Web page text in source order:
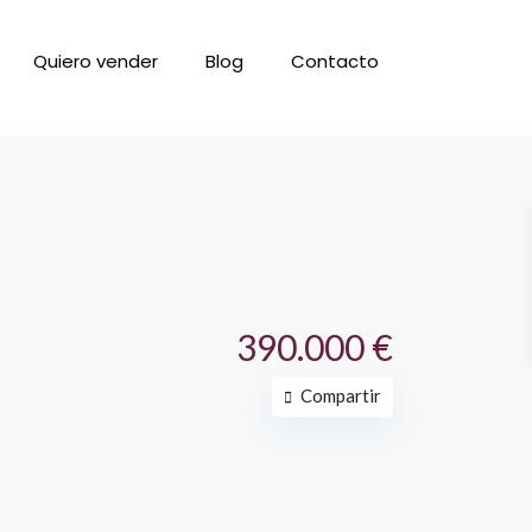
Quiero vender Blog Contacto
390.000 €
Compartir